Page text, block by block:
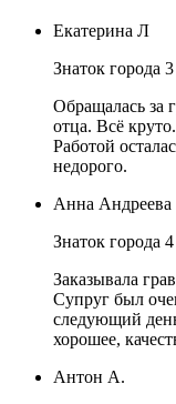
Екатерина Л
Знаток города
Обращалась за
отца. Всё
Работой
недорого.
Анна Андреева
Знаток города
Заказывала
Супруг был
следующий
хорошее,
Антон А.